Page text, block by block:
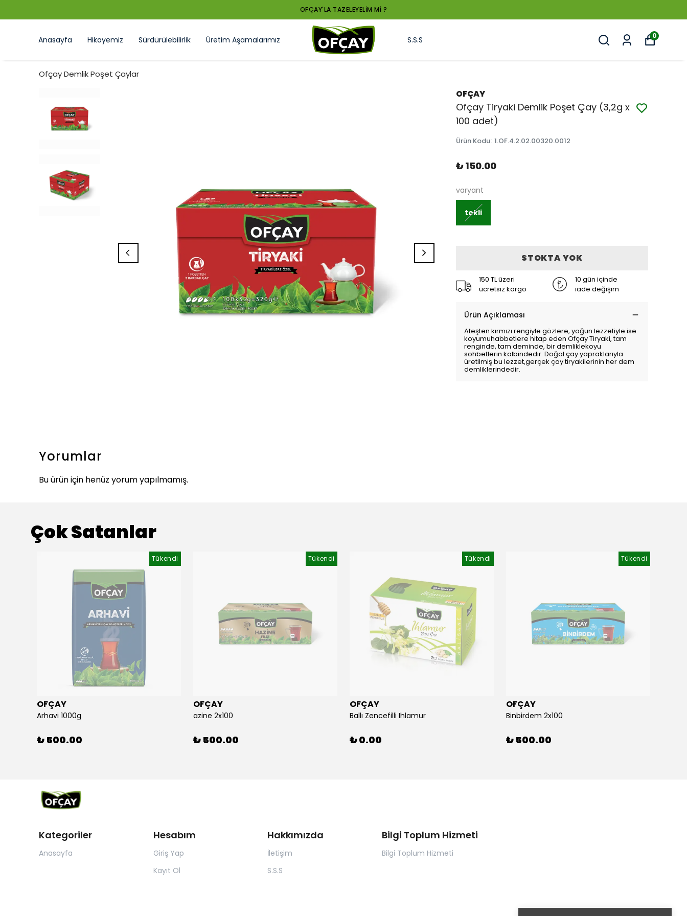
OFÇAY'LA TAZELEYELİM Mİ ?
Anasayfa Hikayemiz Sürdürülebilirlik Üretim Aşamalarımız S.S.S 0
Ofçay Demlik Poşet Çaylar
OFÇAY
Ofçay Tiryaki Demlik Poşet Çay (3,2g x
100 adet)
Ürün Kodu: 1.OF.4.2.02.00320.0012
₺ 150.00
varyant
tekli
STOKTA YOK
150 TL üzeri
ücretsiz kargo
10 gün içinde
iade değişim
Ürün Açıklaması
Ateşten kırmızı rengiyle gözlere, yoğun lezzetiyle ise
koyumuhabbetlere hitap eden Ofçay Tiryaki, tam
renginde, tam deminde, bir demliklekoyu
sohbetlerin kalbindedir. Doğal çay yapraklarıyla
üretilmiş bu lezzet,gerçek çay tiryakilerinin her dem
demliklerindedir.
Yorumlar
Bu ürün için henüz yorum yapılmamış.
Çok Satanlar
Tükendi
OFÇAY
Arhavi 1000g
₺ 500.00
Tükendi
OFÇAY
azine 2x100
₺ 500.00
Tükendi
OFÇAY
Ballı Zencefilli Ihlamur
₺ 0.00
Tükendi
OFÇAY
Binbirdem 2x100
₺ 500.00
Kategoriler
Anasayfa
Hesabım
Giriş Yap
Kayıt Ol
Hakkımızda
İletişim
S.S.S
Bilgi Toplum Hizmeti
Bilgi Toplum Hizmeti